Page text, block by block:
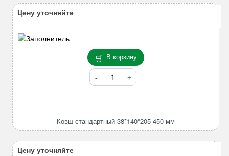
В корзину
Количество
товара
450
Ковш стандартный 38*140*205 450 мм
Цену уточняйте
Цену уточняйте